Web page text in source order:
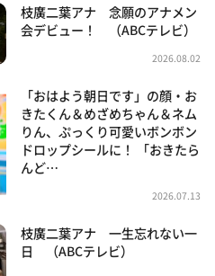
枝廣二葉アナ 念願のアナメン
会デビュー！ （ABCテレビ）
2026.08.02
「おはよう朝日です」の顔・お
きたくん＆めざめちゃん＆ネム
りん、ぷっくり可愛いボンボン
ドロップシールに！ 「おきたら
んど…
2026.07.13
枝廣二葉アナ 一生忘れない一
日 （ABCテレビ）